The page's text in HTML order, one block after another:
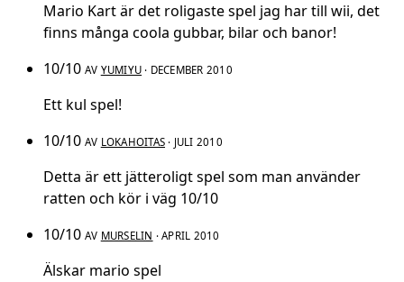
Mario Kart är det roligaste spel jag har till wii, det
finns många coola gubbar, bilar och banor!
10/10 AV YUMIYU · DECEMBER 2010
Ett kul spel!
10/10 AV LOKAHOITAS · JULI 2010
Detta är ett jätteroligt spel som man använder
ratten och kör i väg 10/10
10/10 AV MURSELIN · APRIL 2010
Älskar mario spel